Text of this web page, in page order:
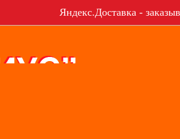
Яндекс.Доставка -